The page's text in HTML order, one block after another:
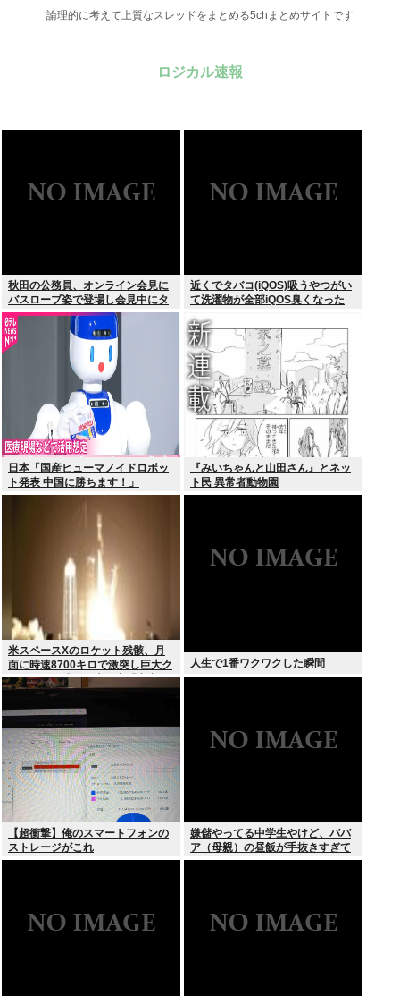
論理的に考えて上質なスレッドをまとめる5chまとめサイトです
ロジカル速報
秋田の公務員、オンライン会見に
バスローブ姿で登場し会見中にタ
バコを吸う←あのさあ！
近くでタバコ(iQOS)吸うやつがい
て洗濯物が全部iQOS臭くなった
日本「国産ヒューマノイドロボッ
ト発表 中国に勝ちます！」
youtubeで1万いいね
『みいちゃんと山田さん』とネッ
ト民 異常者動物園
米スペースXのロケット残骸、月
面に時速8700キロで激突し巨大ク
レーター形成か…専門家「宇宙ご
み処分に無頓着」
人生で1番ワクワクした瞬間
【超衝撃】俺のスマートフォンの
ストレージがこれ
嫌儲やってる中学生やけど、ババ
ア（母親）の昼飯が手抜きすぎて
キレそう